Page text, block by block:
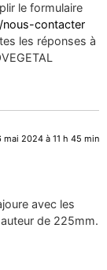
le formulaire
contacter
les réponses à
mai 2024 à 11 h 45 min
avec les
de 225mm.